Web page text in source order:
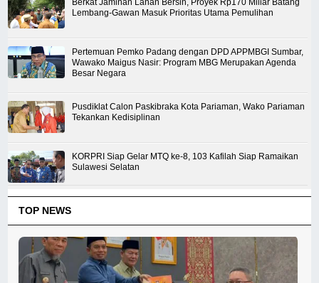
Berkat Jaminan Lahan Bersih, Proyek Rp170 Miliar Batang
Lembang-Gawan Masuk Prioritas Utama Pemulihan
Pertemuan Pemko Padang dengan DPD APPMBGI Sumbar,
Wawako Maigus Nasir: Program MBG Merupakan Agenda
Besar Negara
Pusdiklat Calon Paskibraka Kota Pariaman, Wako Pariaman
Tekankan Kedisiplinan
KORPRI Siap Gelar MTQ ke-8, 103 Kafilah Siap Ramaikan
Sulawesi Selatan
TOP NEWS